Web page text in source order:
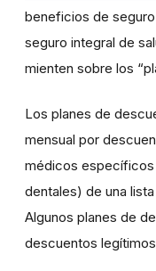
beneficios de
seguro integral de
mienten sobre los
Los planes de
mensual por
médicos específicos
dentales) de una
Algunos planes de
descuentos